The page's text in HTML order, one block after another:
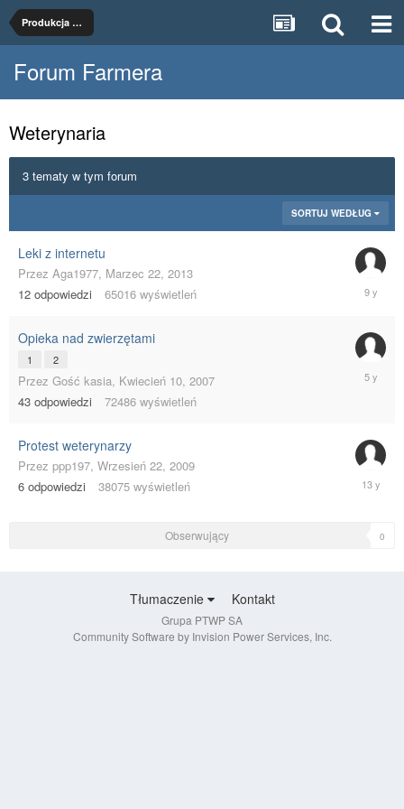
Produkcja zwierzęca
Forum Farmera
Weterynaria
3 tematy w tym forum
SORTUJ WEDŁUG
Leki z internetu
Przez Aga1977, Marzec 22, 2013
12 odpowiedzi 65016 wyświetleń
Marzec
28,
Opieka nad zwierzętami
1 2
Przez Gość kasia, Kwiecień 10, 2007
43 odpowiedzi 72486 wyświetleń
Wrzesień
21,
Protest weterynarzy
Przez ppp197, Wrzesień 22, 2009
6 odpowiedzi 38075 wyświetleń
Luty
15,
Obserwujący 0
Tłumaczenie Kontakt
Grupa PTWP SA
Community Software by Invision Power Services, Inc.